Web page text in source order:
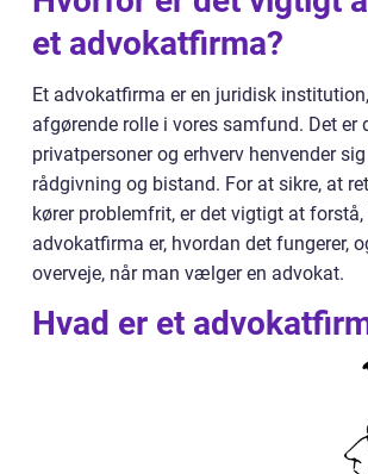
et advokatfirma?
Et advokatfirma er en juridisk
afgørende rolle i vores samfund. Det er
privatpersoner og erhverv henvender
rådgivning og bistand. For at sikre, at
kører problemfrit, er det vigtigt at forstå,
advokatfirma er, hvordan det fungerer,
overveje, når man vælger en advokat.
Hvad er et